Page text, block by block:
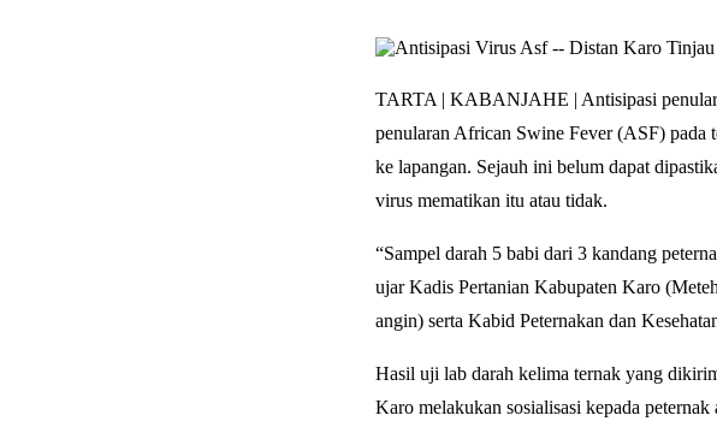
TARTA | KABANJAHE | Antisipasi
penularan African Swine Fever (ASF) pada
ke lapangan. Sejauh ini belum dapat
virus mematikan itu atau tidak.
“Sampel darah 5 babi dari 3 kandang
ujar Kadis Pertanian Kabupaten Karo
angin) serta Kabid Peternakan dan
Hasil uji lab darah kelima ternak yang
Karo melakukan sosialisasi kepada